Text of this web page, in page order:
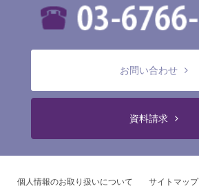
お問い合わせ
資料請求
個人情報のお取り扱いについて サイトマップ